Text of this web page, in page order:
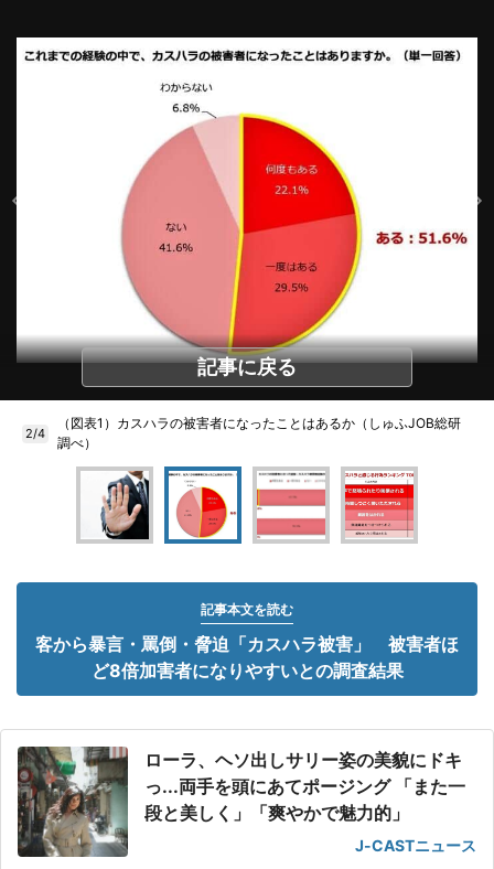
記事に戻る
2/4
（図表1）カスハラの被害者になったことはあるか（しゅふJOB総研
調べ）
記事本文を読む
客から暴言・罵倒・脅迫「カスハラ被害」 被害者ほ
ど8倍加害者になりやすいとの調査結果
ローラ、ヘソ出しサリー姿の美貌にドキ
っ...両手を頭にあてポージング 「また一
段と美しく」「爽やかで魅力的」
J-CASTニュース